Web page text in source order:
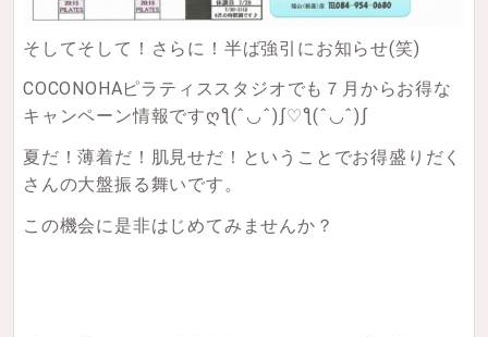
そしてそして！さらに！半ば強引にお知らせ(笑)
COCONOHAピラティススタジオでも７月からお得な
キャンペーン情報ですღƪ(ˆ◡ˆ)ʃ♡ƪ(ˆ◡ˆ)ʃ
夏だ！薄着だ！肌見せだ！ということでお得盛りだく
さんの大盤振る舞いです。
この機会に是非はじめてみませんか？